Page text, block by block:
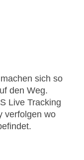
sich so
den Weg.
Live Tracking
verfolgen wo